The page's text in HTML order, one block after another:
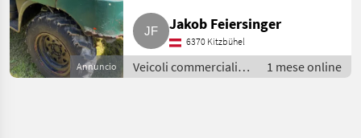
Annuncio
Jakob Feiersinger
6370 Kitzbühel
Veicoli commerciali /
Camion
1 mese online